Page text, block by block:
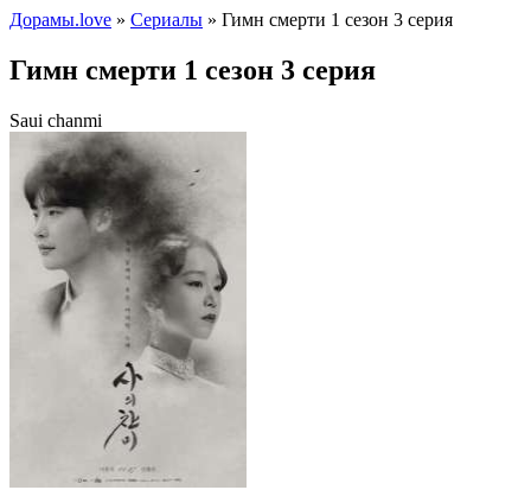
Дорамы.love » Сериалы » Гимн смерти 1 сезон 3 серия
Гимн смерти 1 сезон 3 серия
Saui chanmi